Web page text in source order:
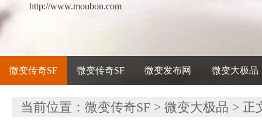
http://www.moubon.com
微变传奇SF 微变传奇SF 微变发布网 微变大极品
当前位置： 微变传奇SF > 微变大极品 > 正